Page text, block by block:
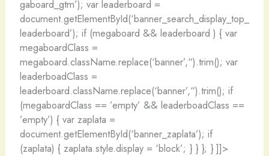
gaboard_gtm’); var leaderboard =
document.getElementById(‘banner_search_display_top_
leaderboard’); if (megaboard && leaderboard ) { var
megaboardClass =
megaboard.className.replace(‘banner’,“).trim(); var
leaderboadClass =
leaderboard.className.replace(‘banner’,“).trim(); if
(megaboardClass == ’empty’ && leaderboadClass ==
’empty’) { var zaplata =
document.getElementById(‘banner_zaplata’); if
(zaplata) { zaplata.style.display = ‘block’; } } }; } ]]>